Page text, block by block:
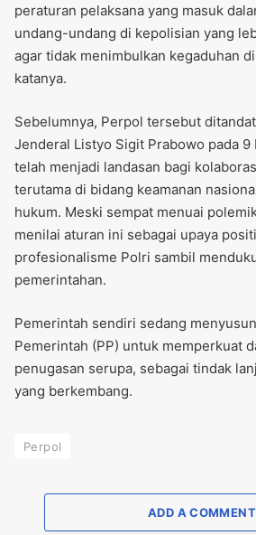
peraturan pelaksana yang masuk
undang-undang di kepolisian yang
agar tidak menimbulkan kegaduhan di
katanya.
Sebelumnya, Perpol tersebut
Jenderal Listyo Sigit Prabowo pada 9
telah menjadi landasan bagi
terutama di bidang keamanan
hukum. Meski sempat menuai
menilai aturan ini sebagai upaya
profesionalisme Polri sambil
pemerintahan.
Pemerintah sendiri sedang
Pemerintah (PP) untuk memperkuat
penugasan serupa, sebagai tindak
yang berkembang.
Perpol
ADD A COMMENT